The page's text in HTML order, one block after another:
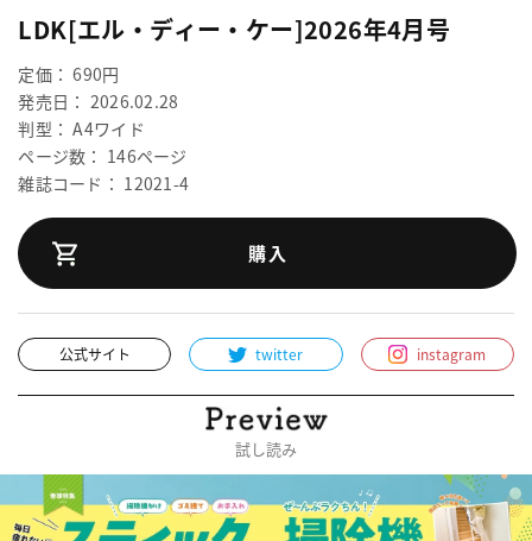
LDK[エル・ディー・ケー]2026年4月号
定価： 690円
発売日： 2026.02.28
判型： A4ワイド
ページ数： 146ページ
雑誌コード： 12021-4
購入
公式サイト twitter instagram
試し読み